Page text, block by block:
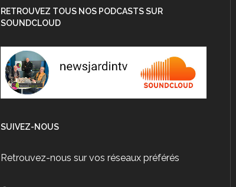
RETROUVEZ TOUS NOS PODCASTS SUR
SOUNDCLOUD
SUIVEZ-NOUS
Retrouvez-nous sur vos réseaux préférés